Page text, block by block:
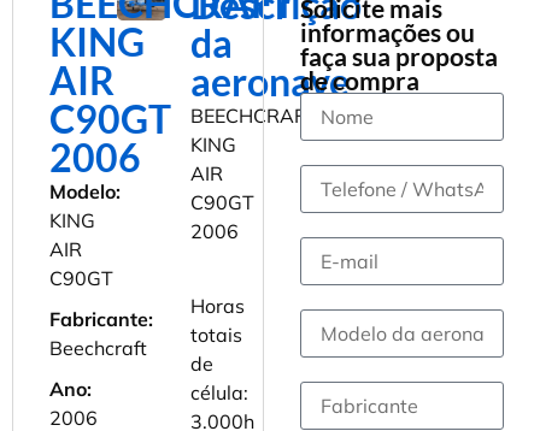
KING
AIR
C90GT
2006
Modelo:
KING
AIR
C90GT
Fabricante:
Beechcraft
Ano:
2006
da
aeronave
BEECHCRAFT
KING
AIR
C90GT
2006
Horas
totais
de
célula:
3.000h
Solicite mais
informações ou
faça sua proposta
de compra